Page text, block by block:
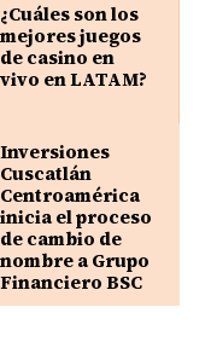
¿Cuáles son los
mejores juegos
de casino en
vivo en LATAM?
Inversiones
Cuscatlán
Centroamérica
inicia el proceso
de cambio de
nombre a Grupo
Financiero BSC